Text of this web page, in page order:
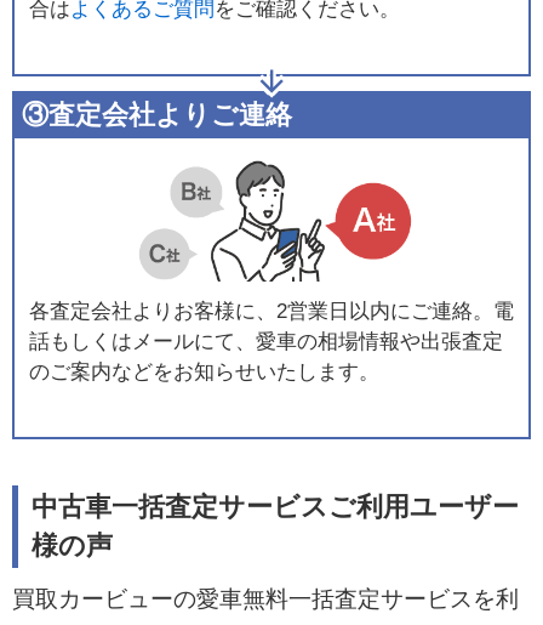
合はよくあるご質問 をご確認ください。
③査定会社よりご連絡
各査定会社よりお客様に、2営業日以内にご連絡。電
話もしくはメールにて、愛車の相場情報や出張査定
のご案内などをお知らせいたします。
中古車一括査定サービスご利用ユーザー
様の声
買取カービューの愛車無料一括査定サービスを利